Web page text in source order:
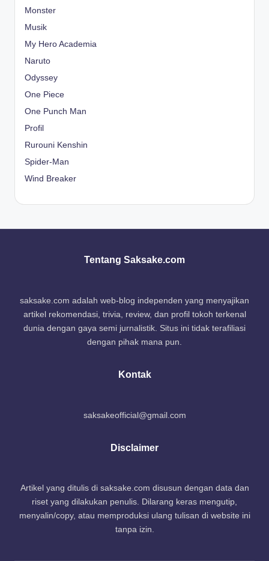
Monster
Musik
My Hero Academia
Naruto
Odyssey
One Piece
One Punch Man
Profil
Rurouni Kenshin
Spider-Man
Wind Breaker
Tentang Saksake.com
saksake.com adalah web-blog independen yang menyajikan
artikel rekomendasi, trivia, review, dan profil tokoh terkenal
dunia dengan gaya semi jurnalistik. Situs ini tidak terafiliasi
dengan pihak mana pun.
Kontak
saksakeofficial@gmail.com
Disclaimer
Artikel yang ditulis di saksake.com disusun dengan data dan
riset yang dilakukan penulis. Dilarang keras mengutip,
menyalin/copy, atau memproduksi ulang tulisan di website ini
tanpa izin.